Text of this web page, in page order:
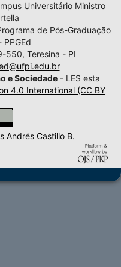
Universitário Ministro
de Pós-Graduação
550, Teresina - PI
e Sociedade - LES esta
4.0 International (CC BY
Andrés Castillo B.